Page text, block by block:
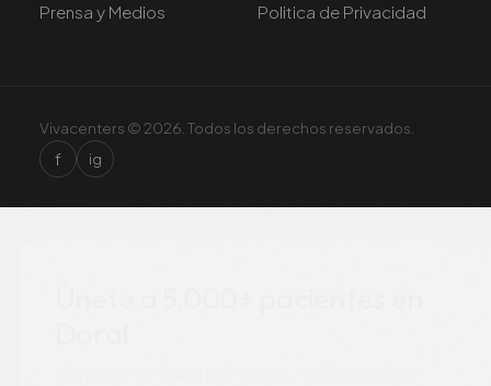
Prensa y Medios Politica de Privacidad
Vivacenters © 2026. Todos los derechos reservados.
f ig